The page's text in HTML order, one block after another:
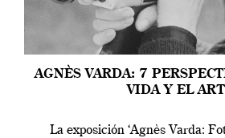
AGNÈS VARDA: 7
VIDA Y EL
La exposición ‘Agnès Varda: